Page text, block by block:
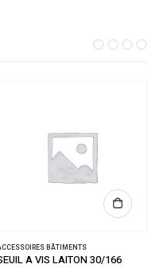
BÂTIMENTS
A VIS LAITON 30/166